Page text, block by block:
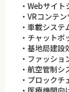
・Webサイ
・VRコンテ
・車載システ
・チャット
・基地局建
・ファッシ
・航空管制シ
・プロックチ